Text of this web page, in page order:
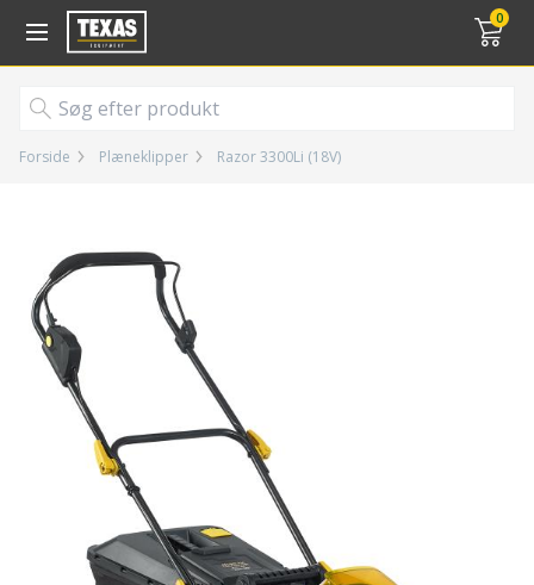
0
Gå til kurv (
Forside Plæneklipper Razor 3300Li (18V)